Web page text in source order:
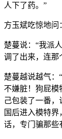
人下了药。”
方玉斌吃惊地问
楚蔓说：“我派
调了出来，连那
楚蔓越说越气：
不嫌脏！狗屁模
己包装了一番，
国后进入模特
话，专门骗那些